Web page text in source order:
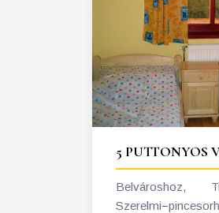
5 PUTTONYOS
Belvároshoz,